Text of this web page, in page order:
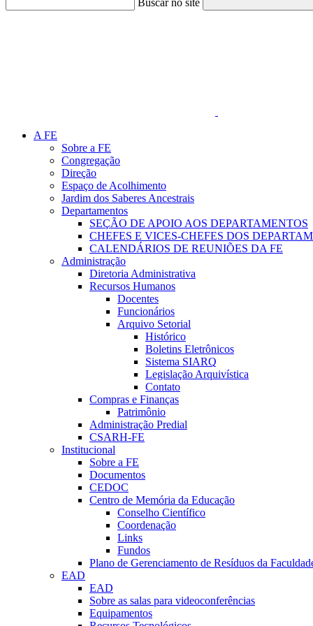
Buscar no site
A FE
Sobre a FE
Congregação
Direção
Espaço de Acolhimento
Jardim dos Saberes Ancestrais
Departamentos
SEÇÃO DE APOIO AOS DEPARTAMENTOS
CHEFES E VICES-CHEFES DOS
CALENDÁRIOS DE REUNIÕES DA FE
Administração
Diretoria Administrativa
Recursos Humanos
Docentes
Funcionários
Arquivo Setorial
Histórico
Boletins Eletrônicos
Sistema SIARQ
Legislação Arquivística
Contato
Compras e Finanças
Patrimônio
Administração Predial
CSARH-FE
Institucional
Sobre a FE
Documentos
CEDOC
Centro de Memória da Educação
Conselho Científico
Coordenação
Links
Fundos
Plano de Gerenciamento de Resíduos da
EAD
EAD
Sobre as salas para videoconferências
Equipamentos